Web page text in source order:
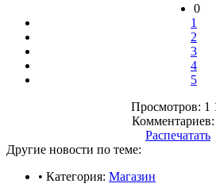
0
1
2
3
4
5
Просмотров: 1
Комментариев:
Распечатать
Другие новости по теме:
• Категория: Магазин